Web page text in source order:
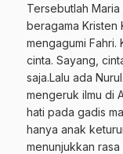
Tersebutlah
beragama Kristen
mengagumi Fahri.
cinta. Sayang,
saja.Lalu ada
mengeruk ilmu di
hati pada gadis
hanya anak
menunjukkan